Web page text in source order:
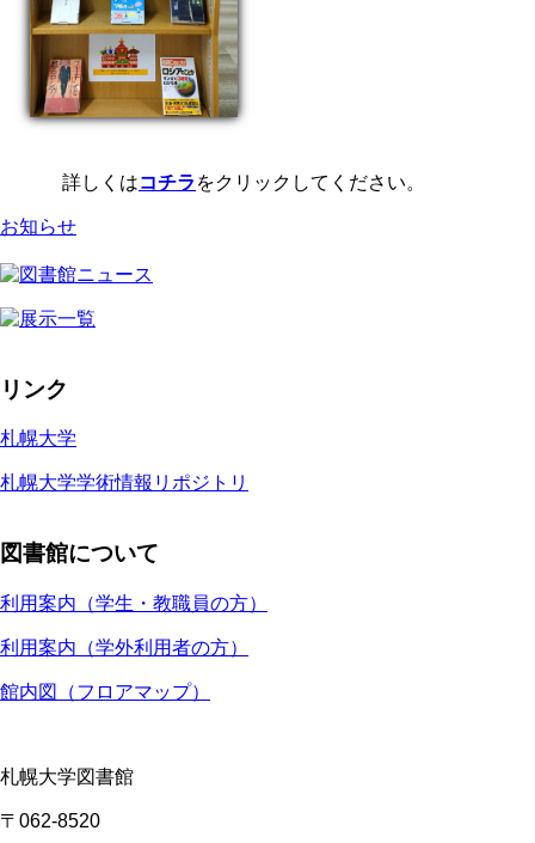
詳しくはコチラ をクリックしてください。
お知らせ
リンク
札幌大学
札幌大学学術情報リポジトリ
図書館について
利用案内（学生・教職員の方）
利用案内（学外利用者の方）
館内図（フロアマップ）
札幌大学図書館
〒062-8520